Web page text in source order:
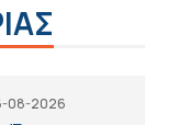
08-2026